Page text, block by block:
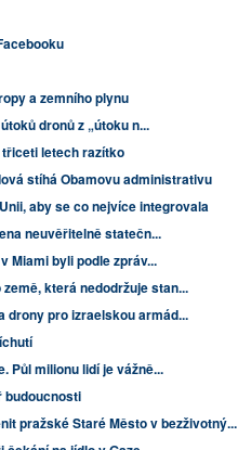
a zemního plynu
dronů z „útoku n...
třiceti letech razítko
stíhá Obamovu administrativu
aby se co nejvíce integrovala
neuvěřitelně statečn...
Miami byli podle zpráv...
která nedodržuje stan...
drony pro izraelskou armád...
Půl milionu lidí je vážně...
budoucnosti
pražské Staré Město v bezživotný...